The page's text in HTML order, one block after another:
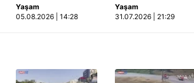
kaza kamerada |
Video
Yaşam
05.08.2026 | 14:28
Yaşam
31.07.2026 | 21:29